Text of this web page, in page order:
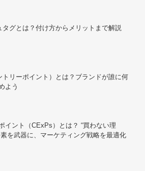
グとは？付け方からメリットまで解説
リーポイント）とは？ブランドが誰に何
よう
イント（CExPs）とは？ “買わない理
を武器に、マーケティング戦略を最適化